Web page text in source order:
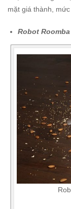
mặt giá thành,
Robot